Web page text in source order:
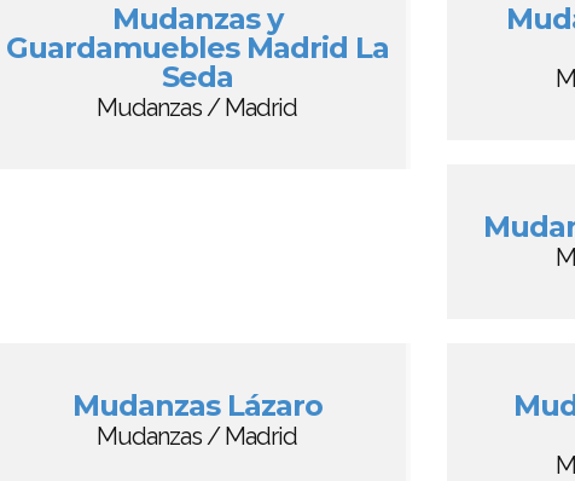
Mudanzas y
Guardamuebles Madrid La
Seda
Mudanzas / Madrid
Mudanzas Lázaro
Mudanzas / Madrid